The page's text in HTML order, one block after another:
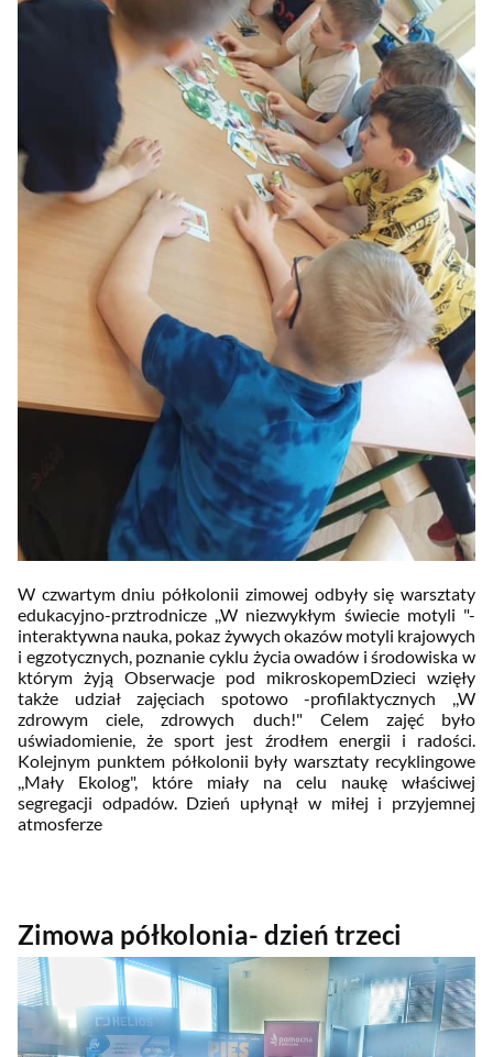
W czwartym dniu półkolonii zimowej odbyły się warsztaty
edukacyjno-prztrodnicze ,,W niezwykłym świecie motyli "-
interaktywna nauka, pokaz żywych okazów motyli krajowych
i egzotycznych, poznanie cyklu życia owadów i środowiska w
którym żyją Obserwacje pod mikroskopemDzieci wzięły
także udział zajęciach spotowo -profilaktycznych ,,W
zdrowym ciele, zdrowych duch!" Celem zajęć było
uświadomienie, że sport jest źrodłem energii i radości.
Kolejnym punktem półkolonii byływarsztaty recyklingowe
,,Mały Ekolog", które miały na celu naukę właściwej
segregacji odpadów. Dzień upłynął w miłej i przyjemnej
atmosferze
Zimowa półkolonia- dzień trzeci